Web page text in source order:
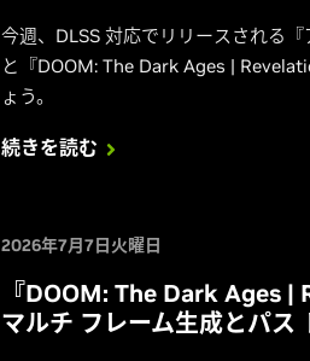
今週、DLSS 対応でリリースされる
と『DOOM: The Dark Ages |
ょう。
続きを読む
2026年7月7日火曜日
『DOOM: The Dark Ages
マルチ フレーム生成とパス